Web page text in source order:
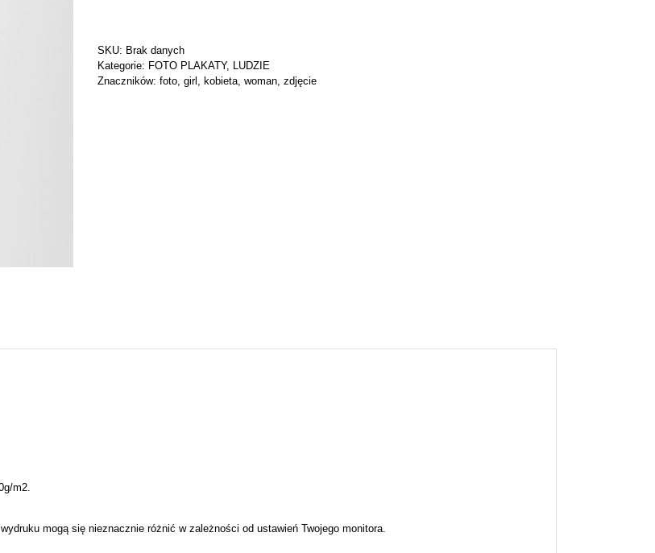
SKU: Brak danych
Kategorie: FOTO PLAKATY, LUDZIE
Znaczników: foto, girl , kobieta, woman, zdjęcie
m2.
mogą się nieznacznie różnić w zależności od ustawień Twojego monitora.